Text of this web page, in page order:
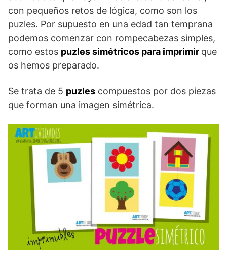
con pequeños retos de lógica, como son los
puzles. Por supuesto en una edad tan temprana
podemos comenzar con rompecabezas simples,
como estos puzles simétricos para imprimir que
os hemos preparado.
Se trata de 5 puzles compuestos por dos piezas
que forman una imagen simétrica.